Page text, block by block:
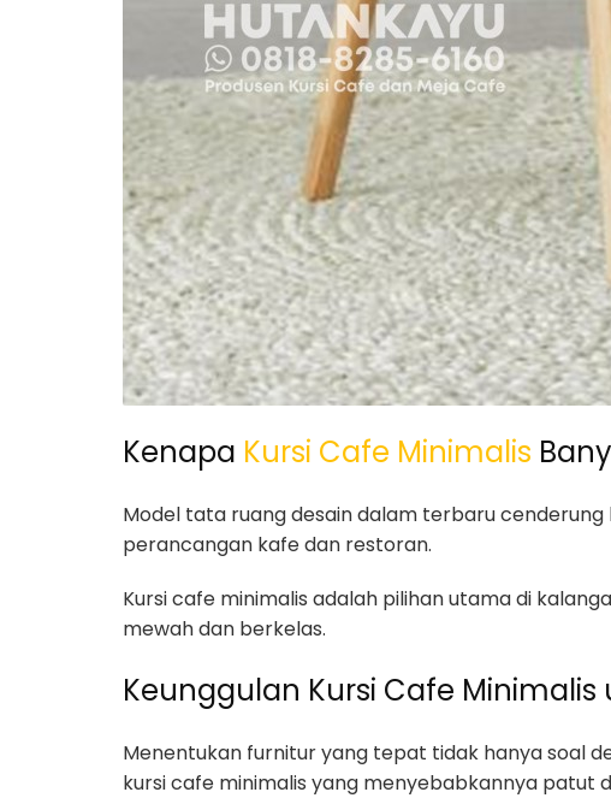
Kenapa Kursi Cafe Minimalis
Model tata ruang desain dalam terbaru
perancangan kafe dan restoran.
Kursi cafe minimalis adalah pilihan utama di
mewah dan berkelas.
Keunggulan Kursi Cafe Minimalis
Menentukan furnitur yang tepat tidak hanya soal
kursi cafe minimalis yang menyebabkannya patut